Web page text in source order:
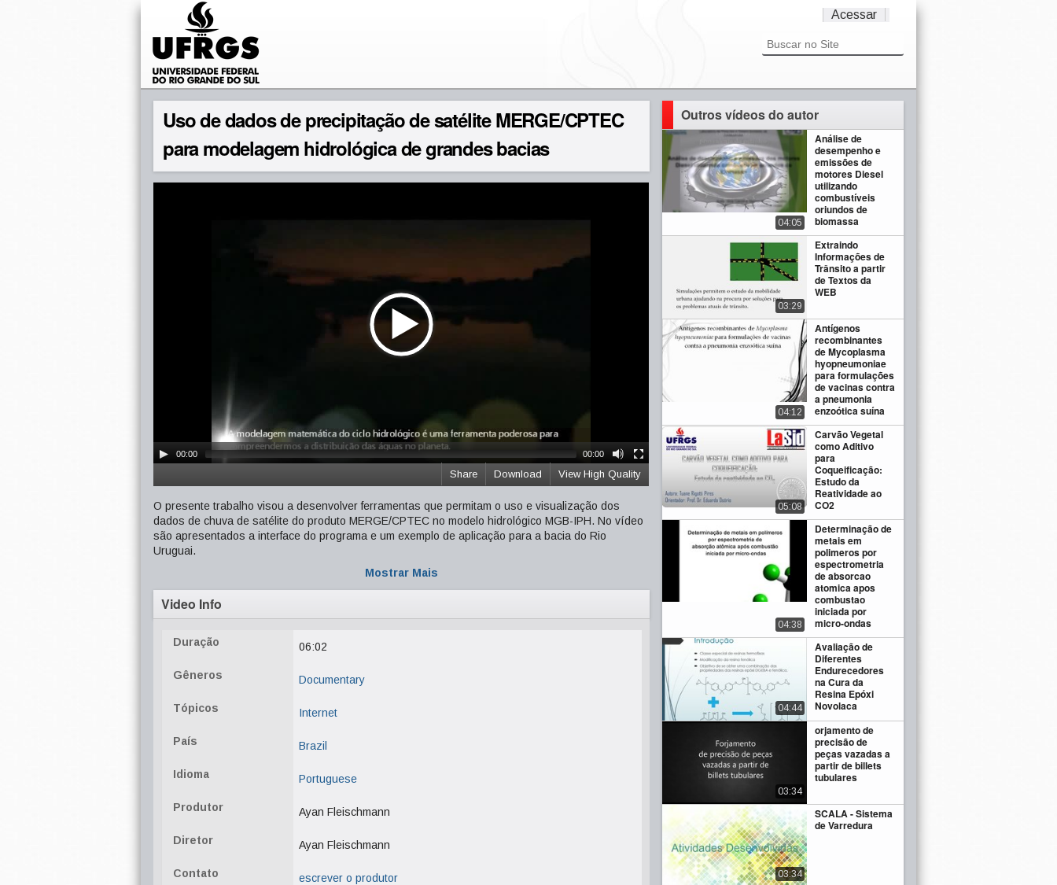
Acessar
Uso de dados de precipitação de satélite MERGE/CPTEC
para modelagem hidrológica de grandes bacias
00:00 00:00
View High Quality
Download
Share
O presente trabalho visou a desenvolver ferramentas que permitam o uso e visualização dos
dados de chuva de satélite do produto MERGE/CPTEC no modelo hidrológico MGB-IPH. No vídeo
são apresentados a interface do programa e um exemplo de aplicação para a bacia do Rio
Uruguai.
Mostrar Mais
Video Info
Duração 06:02
Gêneros Documentary
Tópicos Internet
País Brazil
Idioma Portuguese
Produtor Ayan Fleischmann
Diretor Ayan Fleischmann
Contato escrever o produtor
Outros vídeos do autor
Análise de
desempenho e
emissões de
motores Diesel
utilizando
combustíveis
oriundos de
biomassa
04:05
Extraindo
Informações de
Trânsito a partir
de Textos da
WEB
03:29
Antígenos
recombinantes
de Mycoplasma
hyopneumoniae
para formulações
de vacinas contra
a pneumonia
enzoótica suína
04:12
Carvão Vegetal
como Aditivo
para
Coqueificação:
Estudo da
Reatividade ao
CO2
05:08
Determinação de
metais em
polimeros por
espectrometria
de absorcao
atomica apos
combustao
iniciada por
micro-ondas
04:38
Avaliação de
Diferentes
Endurecedores
na Cura da
Resina Epóxi
Novolaca
04:44
orjamento de
precisão de
peças vazadas a
partir de billets
tubulares
03:34
SCALA - Sistema
de Varredura
03:34